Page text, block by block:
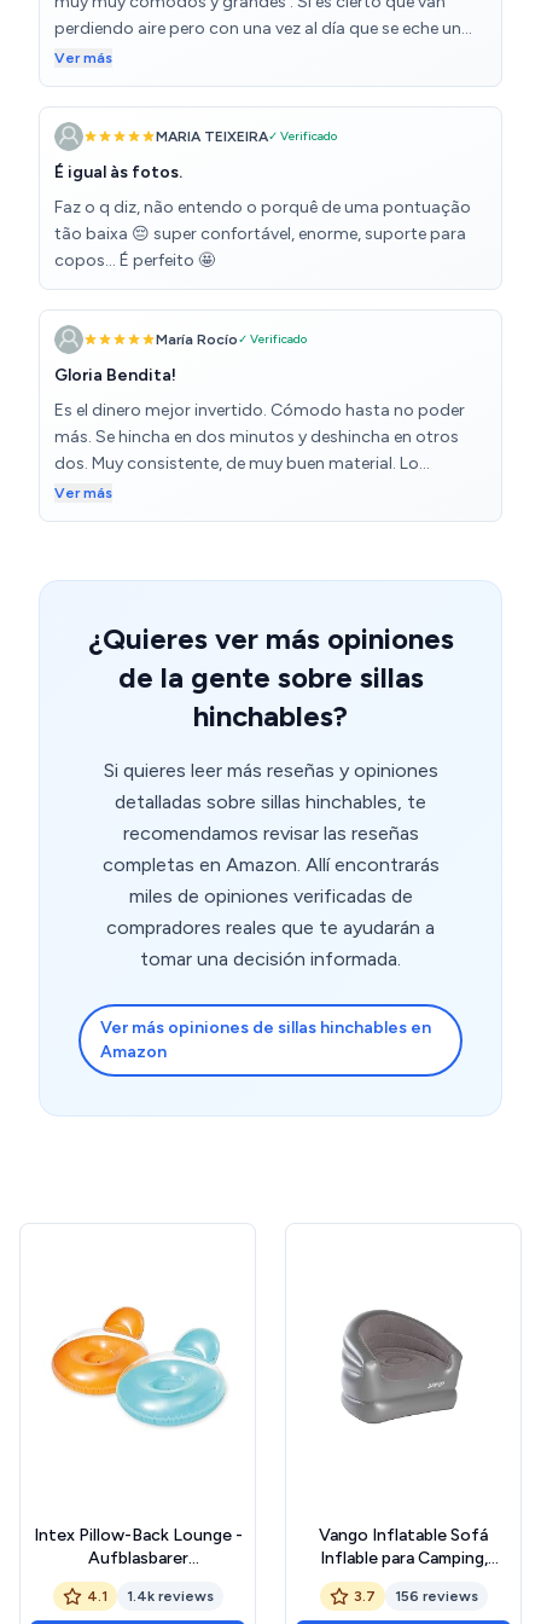
perdiendo aire pero con una vez al día que se eche un
poquito con la bomba eléctrica solucionado. Merece la
pena por el precio que tienen nose lo que duraran pero
los estamos disfrutando mucho . Por poco más de 30
euros tampoco esperamos un sillón para toda la vida
esta claro . Yo si que lo recomiendo . Pero eso sí...
comprar bomba eléctrica quien no la tenga porque a
mano se da mal
Ver más
MARIA TEIXEIRA✓ Verificado
É igual às fotos.
Faz o q diz, não entendo o porquê de uma pontuação
tão baixa 😔 super confortável, enorme, suporte para
copos... É perfeito 🤩
María Rocío✓ Verificado
Gloria Bendita!
Es el dinero mejor invertido. Cómodo hasta no poder
más. Se hincha en dos minutos y deshincha en otros
dos. Muy consistente, de muy buen material. Lo
recomiendo 100%.
Ver más
¿Quieres ver más opiniones
de la gente sobre sillas
hinchables?
Si quieres leer más reseñas y opiniones
detalladas sobre sillas hinchables, te
recomendamos revisar las reseñas
completas en Amazon. Allí encontrarás
miles de opiniones verificadas de
compradores reales que te ayudarán a
tomar una decisión informada.
Ver más opiniones de sillas hinchables en
Amazon
Intex Pillow-Back Lounge -
Aufblasbarer
Schwimmsessel - 137 x 122
cm - Farblich, Vinyl
4.1 1.4k reviews
Vango Inflatable Sofá
Inflable para Camping,
Unisex
3.7 156 reviews